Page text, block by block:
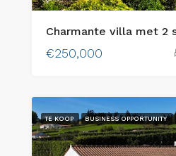
€250,000
TE KOOP BUSINESS OPPORTUNITY